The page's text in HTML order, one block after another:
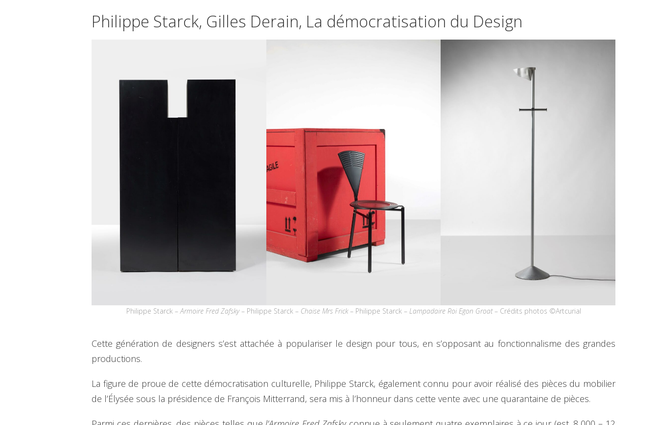
Philippe Starck, Gilles Derain, La démocratisation du Design
Philippe Starck –Armoire Fred Zafsky– Philippe Starck – Chaise Mrs Frick– Philippe Starck – Lampadaire Roi Egon Groat– Crédits photos ©Artcurial
Cette génération de designers s’est attachée à populariser le design pour tous, en s’opposant au fonctionnalisme des grandes
productions.
La figure de proue de cette démocratisation culturelle, Philippe Starck, également connu pour avoir réalisé des pièces du mobilier
de l’Élysée sous la présidence de François Mitterrand, sera mis à l’honneur dans cette vente avec une quarantaine de pièces.